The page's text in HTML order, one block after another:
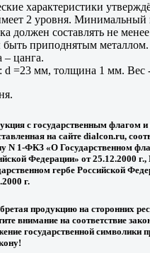
характеристики
2 уровня. Минимальный
должен составлять не
приподнятым металлом.
цанга.
=23 мм, толщина 1 мм. Вес -
с государственным флагом
на сайте dialcon.ru,
N 1-ФКЗ «О Государственном
Федерации» от 25.12.2000
гербе Российской
г.
продукцию на сторонних
внимание на соответствие
государственной символики